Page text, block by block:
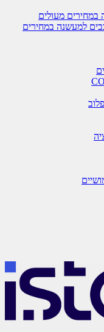
מעולים
למעשנה במחירים